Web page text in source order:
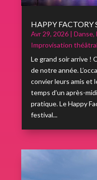
HAPPY FACTORY
Avr 29, 2026| Danse,
Improvisation
Le grand soir arrive !
de notre année.
convier leurs amis et
temps d’un après-
pratique. Le Happy
festival...